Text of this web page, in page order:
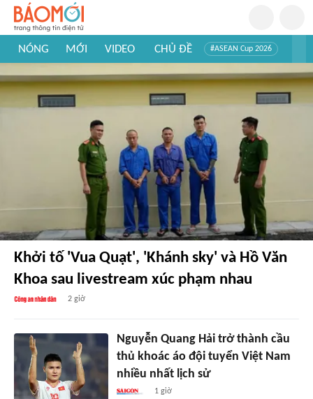
NÓNG MỚI VIDEO CHỦ ĐỀ #ASEAN Cup 2026
#Khám phá thế giới
Khởi tố 'Vua Quạt', 'Khánh sky' và Hồ Văn
Khoa sau livestream xúc phạm nhau
2 giờ
Nguyễn Quang Hải trở thành cầu
thủ khoác áo đội tuyển Việt Nam
nhiều nhất lịch sử
1 giờ